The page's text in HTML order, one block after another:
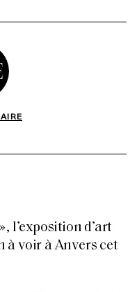
l’exposition d’art
à voir à Anvers cet